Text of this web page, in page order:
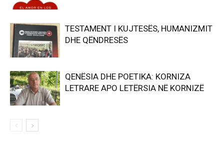
TESTAMENT I KUJTESËS, HUMANIZMIT
DHE QËNDRESËS
QENËSIA DHE POETIKA: KORNIZA
LETRARE APO LETËRSIA NË KORNIZË